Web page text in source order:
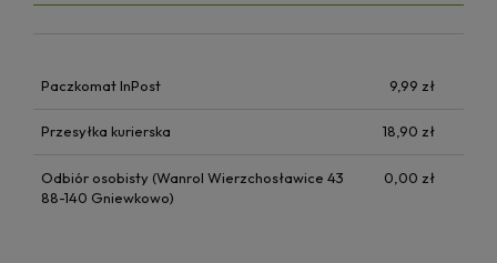
Paczkomat InPost 9,99 zł
Przesyłka kurierska 18,90 zł
Odbiór osobisty (Wanrol Wierzchosławice 43
88-140 Gniewkowo)
0,00 zł